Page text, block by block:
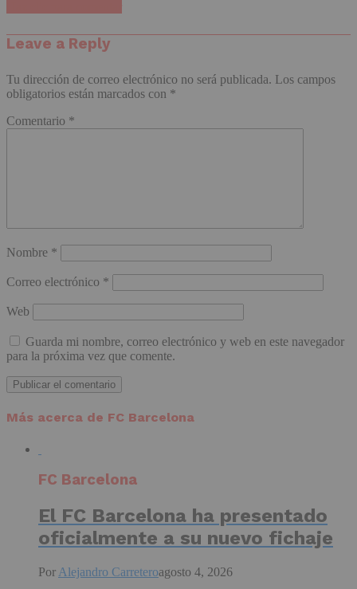
Leave a Reply
Tu dirección de correo electrónico no será publicada. Los campos
obligatorios están marcados con *
Comentario *
Nombre *
Correo electrónico *
Web
Guarda mi nombre, correo electrónico y web en este navegador
para la próxima vez que comente.
Más acerca de FC Barcelona
FC Barcelona
El FC Barcelona ha presentado
oficialmente a su nuevo fichaje
Por Alejandro Carreteroagosto 4, 2026